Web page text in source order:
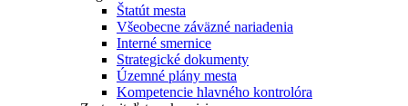
Štatút mesta
Všeobecne záväzné nariadenia
Interné smernice
Strategické dokumenty
Územné plány mesta
Kompetencie hlavného kontrolóra